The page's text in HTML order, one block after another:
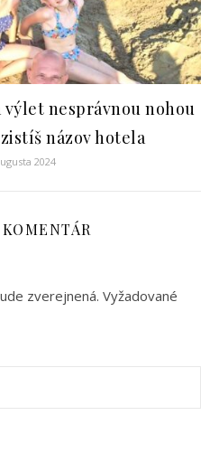
výlet nesprávnou nohou
názov hotela
2024
zverejnená. Vyžadované